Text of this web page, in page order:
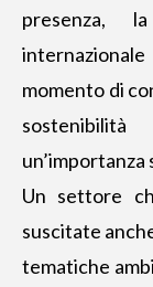
presenza,
momento di
un’importanza
Un settore
suscitate
tematiche